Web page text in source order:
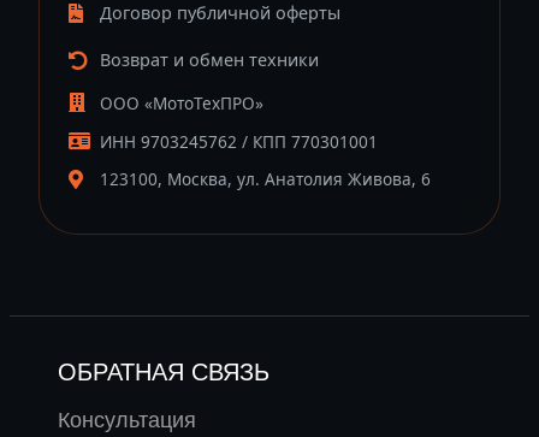
Договор публичной оферты
Возврат и обмен техники
ООО «МотоТехПРО»
ИНН 9703245762 / КПП 770301001
123100, Москва, ул. Анатолия Живова, 6
ОБРАТНАЯ СВЯЗЬ
Консультация